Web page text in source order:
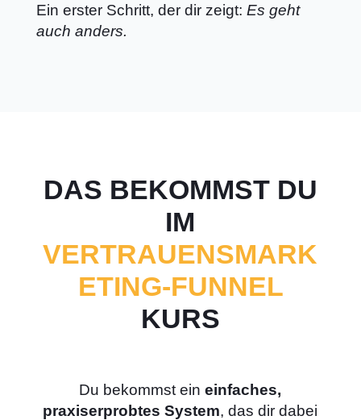
Ein erster Schritt, der dir zeigt: Es geht
auch anders.
DAS BEKOMMST DU
IM
VERTRAUENSMARK
ETING-FUNNEL
KURS
Du bekommst eineinfaches,
praxiserprobtes System, das dir dabei